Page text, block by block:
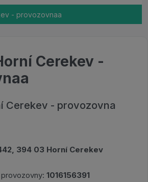
- provozovnaa
Cerekev -
Cerekev - provozovna
394 03 Horní Cerekev
1016156391